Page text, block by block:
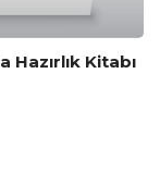
Kitabı